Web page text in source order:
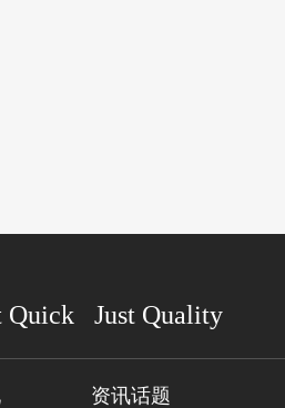
Quick Just Quality
资讯话题